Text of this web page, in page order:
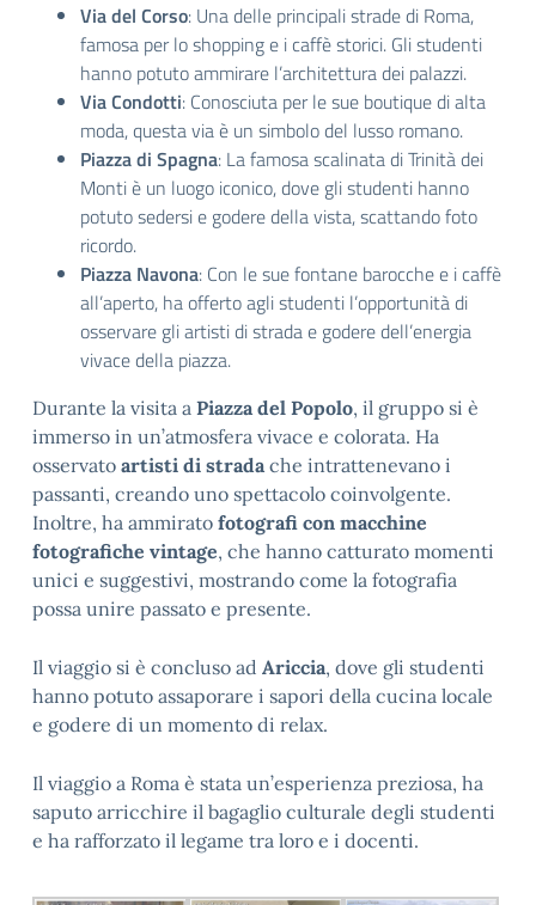
Via del Corso: Una delle principali strade di Roma,
famosa per lo shopping e i caffè storici. Gli studenti
hanno potuto ammirare l’architettura dei palazzi.
Via Condotti: Conosciuta per le sue boutique di alta
moda, questa via è un simbolo del lusso romano.
Piazza di Spagna: La famosa scalinata di Trinità dei
Monti è un luogo iconico, dove gli studenti hanno
potuto sedersi e godere della vista, scattando foto
ricordo.
Piazza Navona: Con le sue fontane barocche e i caffè
all’aperto, ha offerto agli studenti l’opportunità di
osservare gli artisti di strada e godere dell’energia
vivace della piazza.
Durante la visita a Piazza del Popolo, il gruppo si è
immerso in un’atmosfera vivace e colorata. Ha
osservato artisti di stradache intrattenevano i
passanti, creando uno spettacolo coinvolgente.
Inoltre, ha ammirato fotografi con macchine
fotografiche vintage, che hanno catturato momenti
unici e suggestivi, mostrando come la fotografia
possa unire passato e presente.
Il viaggio si è concluso ad Ariccia, dove gli studenti
hanno potuto assaporare i sapori della cucina locale
e godere di un momento di relax.
Il viaggio a Roma è stata un’esperienza preziosa, ha
saputo arricchire il bagaglio culturale degli studenti
e ha rafforzato il legame tra loro e i docenti.